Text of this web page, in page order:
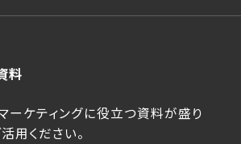
料
ーケティングに役立つ資料が盛り
用ください。